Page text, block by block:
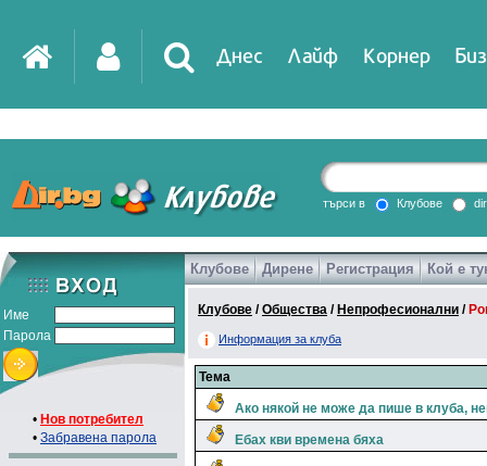
Днес Лайф Корнер
DirTV Impressio
Games
търси в Клубове
Име
Парола
• Нов потребител
• Забравена парола
Клубове Дирене Регистрация Кой е
Клубове /Общества / Непрофесионални /
Информация за клуба
Тема
Ако някой не може да пише в клуба,
Ебах кви времена бяха